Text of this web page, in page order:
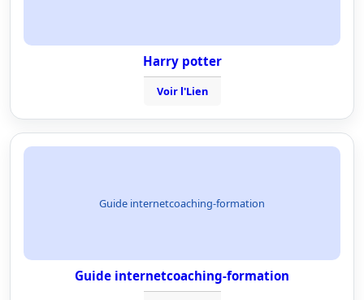
Harry potter
Voir l'Lien
Guide internetcoaching-formation
Guide internetcoaching-formation